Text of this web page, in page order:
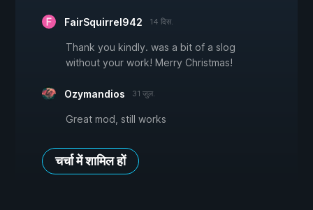
FairSquirrel942 14 दिस.
Thank you kindly. was a bit of a slog
without your work! Merry Christmas!
Ozymandios 31 जुल.
Great mod, still works
चर्चा में शामिल हों